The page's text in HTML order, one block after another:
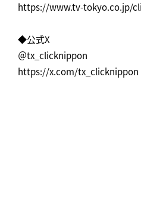
https://www.tv-tokyo.co.jp/
◆公式X
＠tx_clicknippon
https://x.com/tx_clicknippon